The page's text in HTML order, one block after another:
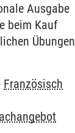
Ausgabe
beim Kauf
Übungen
Französisch